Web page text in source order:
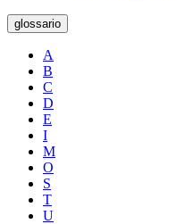
glossario
A
B
C
D
E
I
M
O
S
T
U